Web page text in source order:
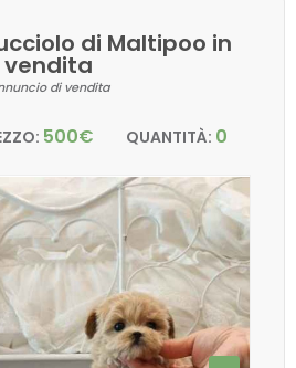
di Maltipoo in
vendita
di vendita
500€ QUANTITÀ: 0